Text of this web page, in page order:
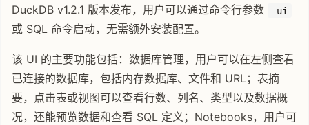
DuckDB v1.2.1 版本发布，用户可以通过命令行参数
-ui
或 SQL 命令启动，无需额外安装配置。
该 UI 的主要功能包括：数据库管理，用户可以在左侧查看
已连接的数据库，包括内存数据库、文件和 URL；表摘
要，点击表或视图可以查看行数、列名、类型以及数据概
况，还能预览数据和查看 SQL 定义；Notebooks，用户可